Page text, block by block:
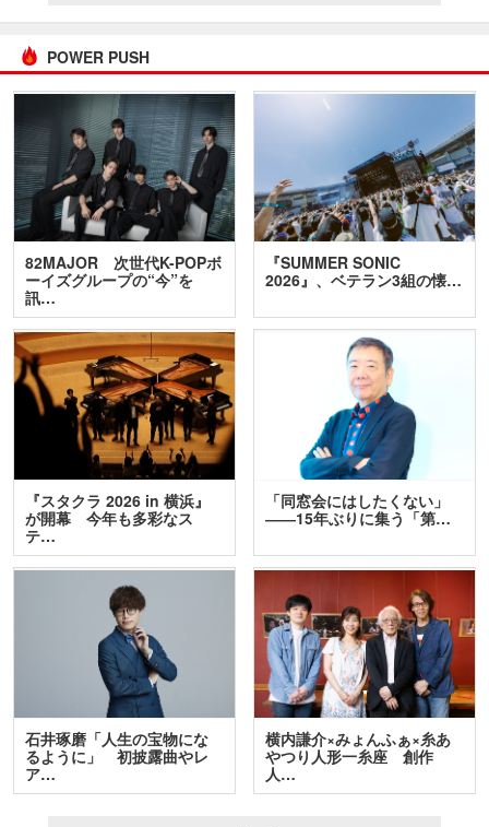
POWER PUSH
82MAJOR 次世代K-POPボ
ーイズグループの“今”を
訊…
『SUMMER SONIC
2026』、ベテラン3組の懐…
『スタクラ 2026 in 横浜』
が開幕 今年も多彩なス
テ…
「同窓会にはしたくない」
――15年ぶりに集う「第…
石井琢磨「人生の宝物にな
るように」 初披露曲やレ
ア…
横内謙介×みょんふぁ×糸あ
やつり人形一糸座 創作
人…